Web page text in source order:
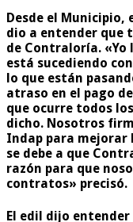
Desde el
dio a entender que
de Contraloría.
está sucediendo
lo que están
atraso en el pago
que ocurre todos
dicho. Nosotros
Indap para mejorar
se debe a que
razón para que
contratos» precisó.
El edil dijo